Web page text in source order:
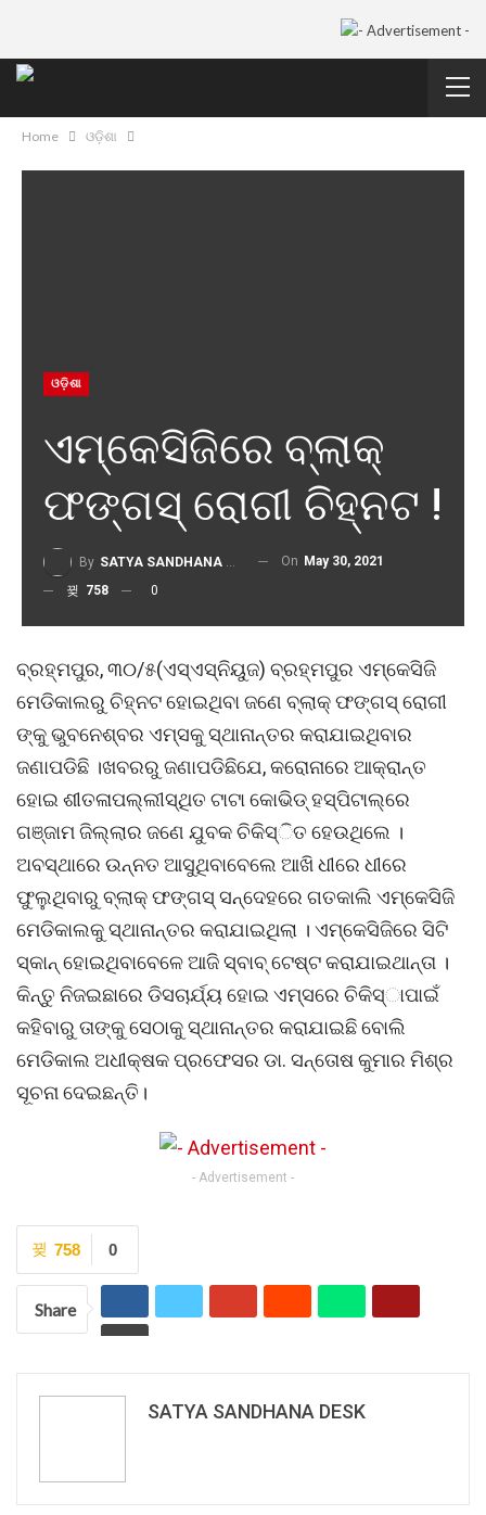
Home ଓଡ଼ିଶା
ଓଡ଼ିଶା
ଏମ୍‌କେସିଜିରେ ବ୍ଲାକ୍
ଫଙ୍ଗସ୍ ରୋଗୀ ଚିହ୍ନଟ !
By SATYA SANDHANA DESK On May 30, 2021
758
0
ବ୍ରହ୍ମପୁର, ୩୦/୫(ଏସ୍‌ଏସ୍‌ନିୟୁଜ) ବ୍ରହ୍ମପୁର ଏମ୍‌କେସିଜି
ମେଡିକାଲରୁ ଚିହ୍ନଟ ହୋଇଥିବା ଜଣେ ବ୍ଲାକ୍ ଫଙ୍ଗସ୍ ରୋଗୀ
ଙ୍କୁ ଭୁବନେଶ୍ବର ଏମ୍‌ସକୁ ସ୍ଥାନାନ୍ତର କରାଯାଇଥିବାର
ଜଣାପଡିଛି ।ଖବରରୁ ଜଣାପଡିଛିଯେ, କରୋନାରେ ଆକ୍ରାନ୍ତ
ହୋଇ ଶୀତଳାପଲ୍ଲୀସ୍ଥିତ ଟାଟା କୋଭିଡ୍ ହସ୍ପିଟାଲ୍‌ରେ
ଗଞ୍ଜାମ ଜିଲ୍ଲାର ଜଣେ ଯୁବକ ଚିକିସ୍‌ିତ ହେଉଥିଲେ ।
ଅବସ୍ଥାରେ ଉନ୍ନତ ଆସୁଥିବାବେଲେ ଆଖି ଧୀରେ ଧୀରେ
ଫୁଲୁଥିବାରୁ ବ୍ଲାକ୍ ଫଙ୍ଗସ୍ ସନ୍ଦେହରେ ଗତକାଲି ଏମ୍‌କେସିଜି
ମେଡିକାଲକୁ ସ୍ଥାନାନ୍ତର କରାଯାଇଥିଲା । ଏମ୍‌କେସିଜିରେ ସିଟି
ସ୍କାନ୍ ହୋଇଥିବାବେଳେ ଆଜି ସ୍ବାବ୍ ଟେଷ୍ଟ କରାଯାଇଥାନ୍ତା ।
କିନ୍ତୁ ନିଜଇଛାରେ ଡିସଚାର୍ଯ୍ୟ ହୋଇ ଏମ୍‌ସରେ ଚିକିସ୍‌ାପାଇଁ
କହିବାରୁ ତାଙ୍କୁ ସେଠାକୁ ସ୍ଥାନାନ୍ତର କରାଯାଇଛି ବୋଲି
ମେଡିକାଲ ଅଧୀକ୍ଷକ ପ୍ରଫେସର ଡା. ସନ୍ତୋଷ କୁମାର ମିଶ୍ର
ସୂଚନା ଦେଇଛନ୍ତି।
- Advertisement -
0
758
Share
SATYA SANDHANA DESK